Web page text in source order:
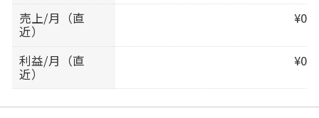
売上/月（直
近）
¥0
利益/月（直
近）
¥0